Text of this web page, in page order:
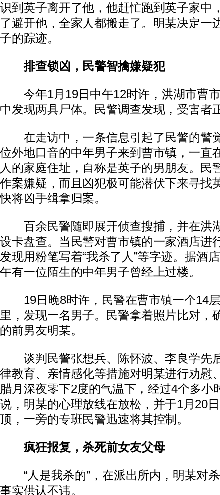
识到英子离开了他，他赶忙跑到英子家中
了避开他，全家人都搬走了。明某决定一
子的踪迹。
排查锁凶，民警智擒嫌疑犯
今年1月19日中午12时许，洪湖市曹市
中发现两具尸体。民警调查发现，受害者
在走访中，一条信息引起了民警的警
位外地口音的中年男子来到曹市镇，一直
人的家庭住址，自称是英子的男朋友。民
作案嫌疑，而且凶犯极可能潜伏下来寻找
快将凶手缉拿归案。
百余民警随即展开侦查搜捕，并在洪
设卡盘查。当民警对曹市镇的一家酒店进
发现用粉笔写着“我杀了人”等字迹。据酒
午有一位陌生的中年男子曾经上过楼。
19日晚8时许，民警在曹市镇一个14层
里，发现一名男子。民警拿着照片比对，
的前男友明某。
谈判民警张想兵、陈怀波、李良学先
律教育、亲情感化等措施对明某进行劝慰
腊月深夜零下2度的气温下，经过4个多小
说，明某的心理放线在放松，并于1月20
顶，一旁的专班民警迅速将其控制。
疯狂报复，杀死前女友父母
“人是我杀的”，在派出所内，明某对
事实供认不讳。